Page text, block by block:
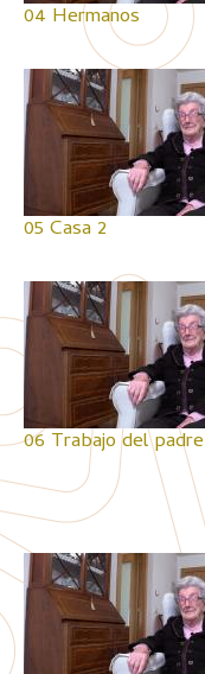
04 Hermanos
05 Casa 2
06 Trabajo del padre